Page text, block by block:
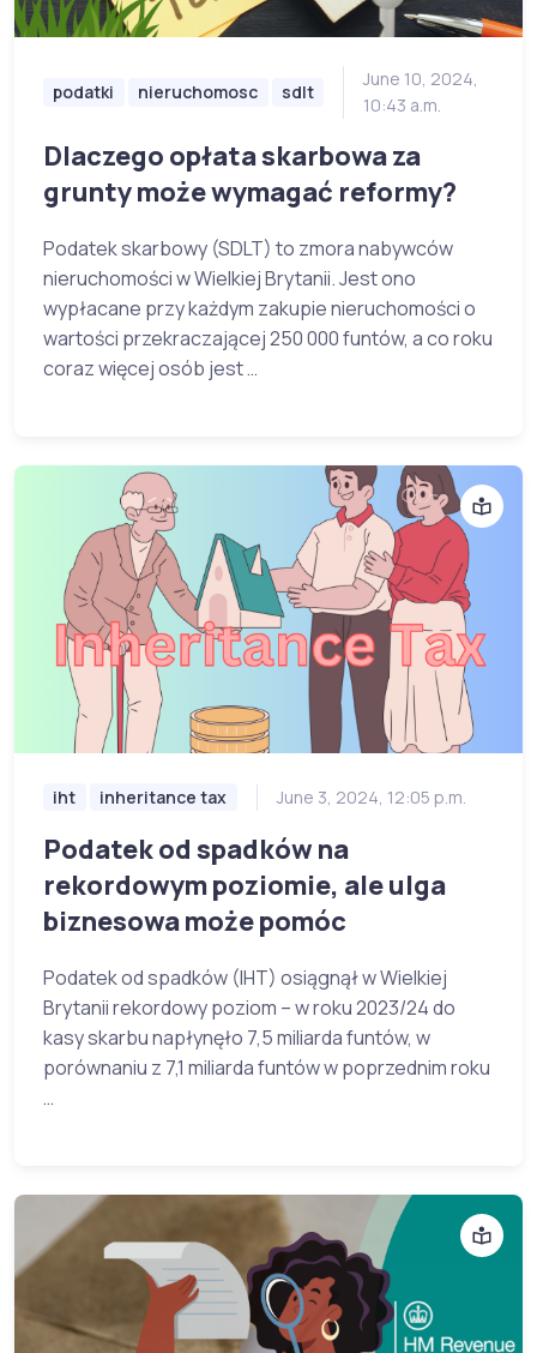
podatki nieruchomosc sdlt
June 10, 2024,
10:43 a.m.
Dlaczego opłata skarbowa za
grunty może wymagać reformy?
Podatek skarbowy (SDLT) to zmora nabywców
nieruchomości w Wielkiej Brytanii. Jest ono
wypłacane przy każdym zakupie nieruchomości o
wartości przekraczającej 250 000 funtów, a co roku
coraz więcej osób jest …
iht inheritance tax June 3, 2024, 12:05 p.m.
Podatek od spadków na
rekordowym poziomie, ale ulga
biznesowa może pomóc
Podatek od spadków (IHT) osiągnął w Wielkiej
Brytanii rekordowy poziom – w roku 2023/24 do
kasy skarbu napłynęło 7,5 miliarda funtów, w
porównaniu z 7,1 miliarda funtów w poprzednim roku
…